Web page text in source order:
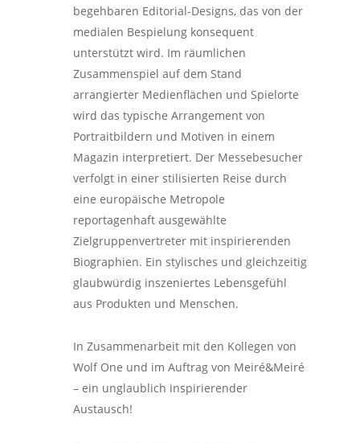
begehbaren Editorial-Designs, das von der
medialen Bespielung konsequent
unterstützt wird. Im räumlichen
Zusammenspiel auf dem Stand
arrangierter Medienflächen und Spielorte
wird das typische Arrangement von
Portraitbildern und Motiven in einem
Magazin interpretiert. Der Messebesucher
verfolgt in einer stilisierten Reise durch
eine europäische Metropole
reportagenhaft ausgewählte
Zielgruppenvertreter mit inspirierenden
Biographien. Ein stylisches und gleichzeitig
glaubwürdig inszeniertes Lebensgefühl
aus Produkten und Menschen.
In Zusammenarbeit mit den Kollegen von
Wolf One und im Auftrag von Meiré&Meiré
– ein unglaublich inspirierender
Austausch!